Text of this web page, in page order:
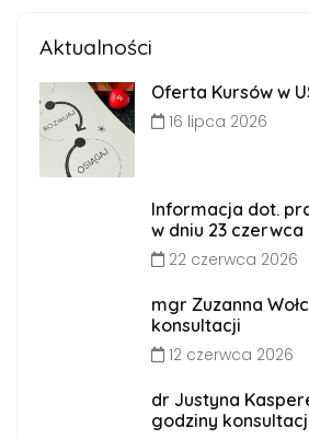
Aktualności
Oferta Kursów w
16 lipca 2026
Informacja dot.
w dniu 23 czerwca
22 czerwca 2026
mgr Zuzanna
konsultacji
12 czerwca 2026
dr Justyna
godziny